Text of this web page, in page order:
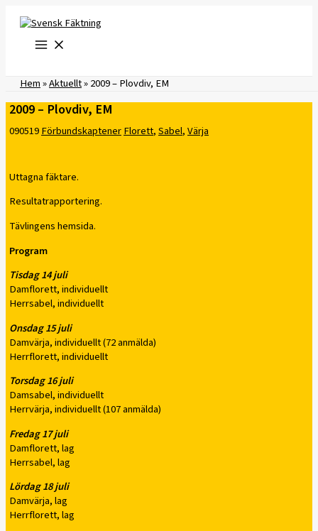
innehåll
Hem»Aktuellt»2009 – Plovdiv, EM
2009 – Plovdiv, EM
090519FörbundskaptenerFlorett,Sabel,Värja
Uttagna fäktare.
Resultatrapportering.
Tävlingens hemsida.
Program
Tisdag 14 juli
Damflorett, individuellt
Herrsabel, individuellt
Onsdag 15 juli
Damvärja, individuellt (72 anmälda)
Herrflorett, individuellt
Torsdag 16 juli
Damsabel, individuellt
Herrvärja, individuellt (107 anmälda)
Fredag 17 juli
Damflorett, lag
Herrsabel, lag
Lördag 18 juli
Damvärja, lag
Herrflorett, lag